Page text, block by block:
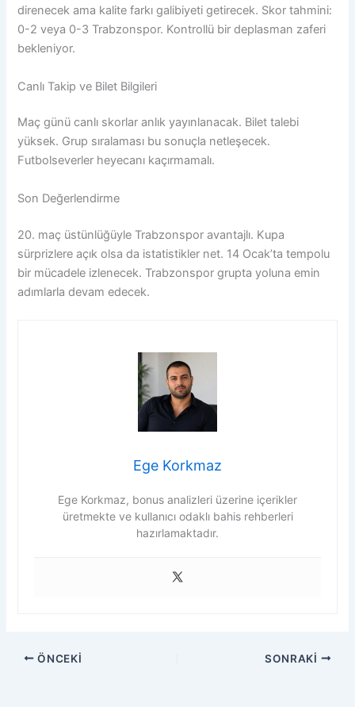
direnecek ama kalite farkı galibiyeti getirecek. Skor tahmini:
0-2 veya 0-3 Trabzonspor. Kontrollü bir deplasman zaferi
bekleniyor.
Canlı Takip ve Bilet Bilgileri
Maç günü canlı skorlar anlık yayınlanacak. Bilet talebi
yüksek. Grup sıralaması bu sonuçla netleşecek.
Futbolseverler heyecanı kaçırmamalı.
Son Değerlendirme
20. maç üstünlüğüyle Trabzonspor avantajlı. Kupa
sürprizlere açık olsa da istatistikler net. 14 Ocak’ta tempolu
bir mücadele izlenecek. Trabzonspor grupta yoluna emin
adımlarla devam edecek.
Ege Korkmaz
Ege Korkmaz, bonus analizleri üzerine içerikler
üretmekte ve kullanıcı odaklı bahis rehberleri
hazırlamaktadır.
ÖNCEKI SONRAKI